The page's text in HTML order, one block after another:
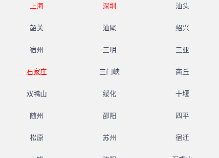
上海 深圳 汕头
韶关 汕尾 绍兴
宿州 三明 三亚
石家庄 三门峡 商丘
双鸭山 绥化 十堰
随州 邵阳 四平
松原 苏州 宿迁